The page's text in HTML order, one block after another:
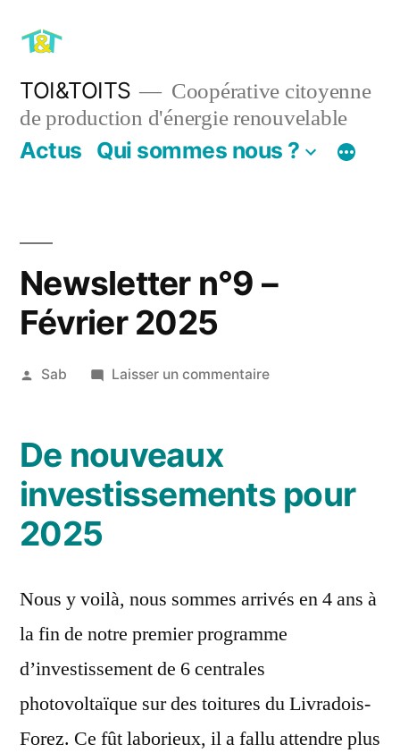
contenu
TOI&TOITS
Coopérative citoyenne
de production d'énergie renouvelable
Actus Qui sommes nous ?
Newsletter n°9 –
Février 2025
Publié
Sab
2025
Laisser un commentairesur
2025
De nouveaux
investissements pour
2025
Nous y voilà, nous sommes arrivés en 4 ans à
la fin de notre premier programme
d’investissement de 6 centrales
photovoltaïque sur des toitures du Livradois-
Forez. Ce fût laborieux, il a fallu attendre plus